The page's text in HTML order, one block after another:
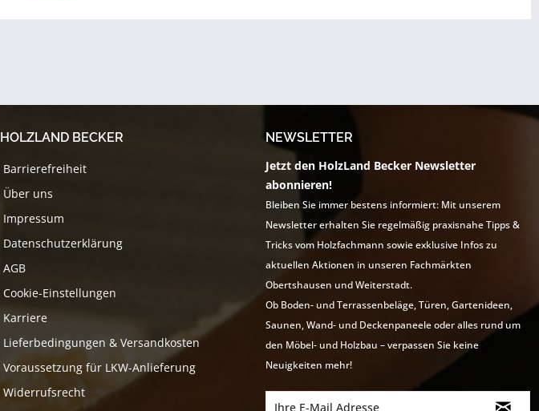
HOLZLAND BECKER
Barrierefreiheit
Über uns
Impressum
Datenschutzerklärung
AGB
Cookie-Einstellungen
Karriere
Lieferbedingungen & Versandkosten
Voraussetzung für LKW-Anlieferung
Widerrufsrecht
NEWSLETTER
Jetzt den HolzLand Becker Newsletter
abonnieren!
Bleiben Sie immer bestens informiert: Mit unserem
Newsletter erhalten Sie regelmäßig praxisnahe Tipps &
Tricks vom Holzfachmann sowie exklusive Infos zu
aktuellen Aktionen in unseren Fachmärkten
Obertshausen und Weiterstadt.
Ob Boden- und Terrassenbeläge, Türen, Gartenideen,
Saunen, Wand- und Deckenpaneele oder alles rund um
den Möbel- und Holzbau – verpassen Sie keine
Neuigkeiten mehr!